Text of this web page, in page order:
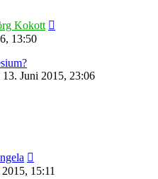
Kokott
13:50
13. Juni 2015, 23:06
15:11